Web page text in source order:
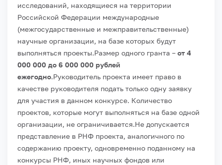
исследований, находящиеся на территории
Российской Федерации международные
(межгосударственные и межправительственные)
научные организации, на базе которых будут
выполняться проекты.Размер одного гранта – от 4
000 000 до 6 000 000 рублей
ежегодно.Руководитель проекта имеет право в
качестве руководителя подать только одну заявку
для участия в данном конкурсе. Количество
проектов, которые могут выполняться на базе одной
организации, не ограничивается.Не допускается
представление в РНФ проекта, аналогичного по
содержанию проекту, одновременно поданному на
конкурсы РНФ, иных научных фондов или